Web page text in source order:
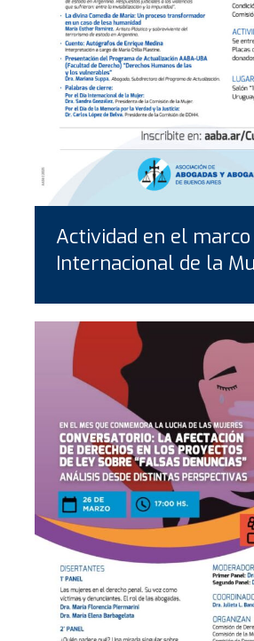
Actividad en el
Internacional de la